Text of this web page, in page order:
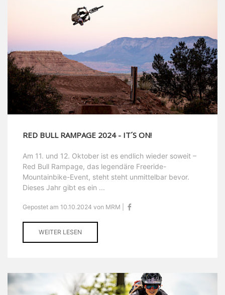
RED BULL RAMPAGE 2024 - IT´S ON!
Am 11. und 12. Oktober ist es endlich wieder soweit –
Red Bull Rampage, das legendäre Freeride-
Mountainbike-Event, steht steht unmittelbar bevor.
Dieses Jahr gibt es ein ...
Gepostet am 10.10.2024 von MRM |
WEITER LESEN